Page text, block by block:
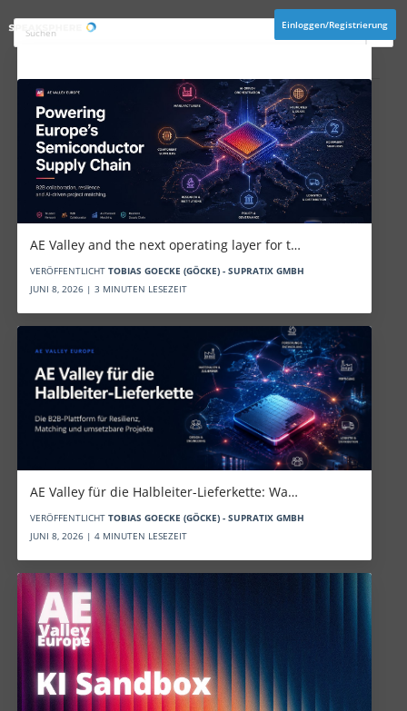
Einloggen/Registrierung
AE Valley and the next operating layer for t…
VERÖFFENTLICHT TOBIAS GOECKE (GÖCKE) - SUPRATIX GMBH
JUNI 8, 2026 | 3 MINUTEN LESEZEIT
AE Valley für die Halbleiter-Lieferkette: Wa…
VERÖFFENTLICHT TOBIAS GOECKE (GÖCKE) - SUPRATIX GMBH
JUNI 8, 2026 | 4 MINUTEN LESEZEIT